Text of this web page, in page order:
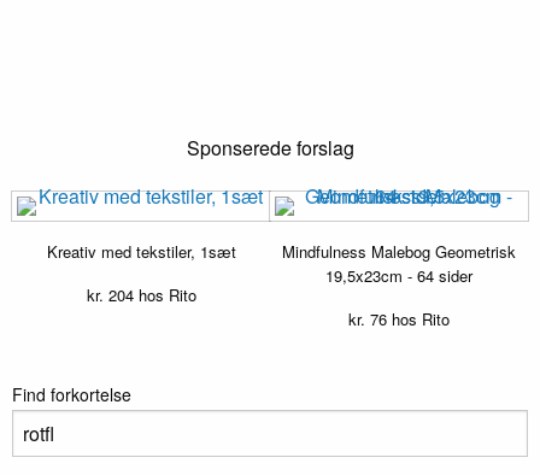
Sponserede forslag
Kreativ med tekstiler, 1sæt
kr. 204hos Rito
Mindfulness Malebog Geometrisk
19,5x23cm - 64 sider
kr. 76 hos Rito
Find forkortelse